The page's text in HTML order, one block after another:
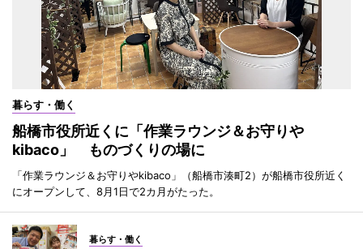
暮らす・働く
船橋市役所近くに「作業ラウンジ＆お守りや
kibaco」 ものづくりの場に
「作業ラウンジ＆お守りやkibaco」（船橋市湊町2）が船橋市役所近く
にオープンして、8月1日で2カ月がたった。
暮らす・働く